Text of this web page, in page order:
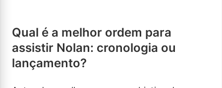
Qual é a melhor ordem para
assistir Nolan: cronologia ou
lançamento?